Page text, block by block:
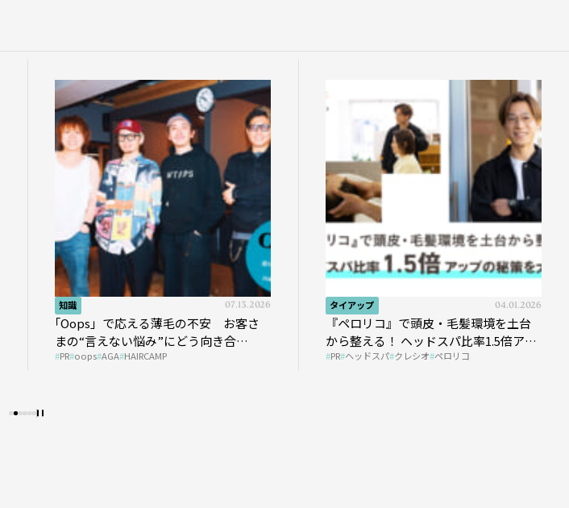
知識 07.13.2026
｢Oops」で応える薄毛の不安 お客さ
まの“言えない悩み”にどう向き合
う？ ＃01
PR oops AGA HAIRCAMP
タイアップ 04.01.2026
『ペロリコ』で頭皮・毛髪環境を土台
から整える！ ヘッドスパ比率1.5倍アッ
プの秘策を大公開
PR ヘッドスパ クレシオ ペロリコ